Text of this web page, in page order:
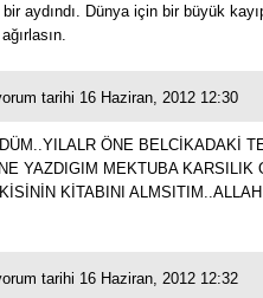
aydındı. Dünya için bir büyük
tarihi 16 Haziran, 2012 12:30
ÖNE BELCİKADAKİ
YAZDIGIM MEKTUBA KARSILIK
KİTABINI
tarihi 16 Haziran, 2012 12:32